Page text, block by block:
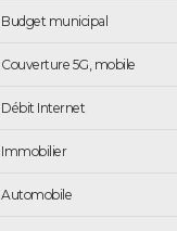
Budget municipal
Couverture 5G, mobile
Débit Internet
Immobilier
Automobile